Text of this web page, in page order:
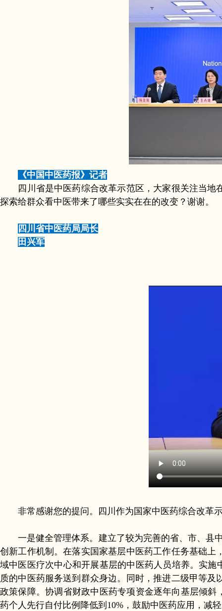
《中国中医药报》记者
四川省是中医药综合改革示范区，大家很关注当地
探索给群众看中医带来了哪些实实在在的改变？谢谢。
四川省中医药局局长
田兴军
非常感谢您的提问。四川作为国家中医药综合改革
一是健全管理体系。建立了较为完善的省、市、县中
创新工作机制。在落实国家基层中医药工作任务基础
域中医医疗次中心和开展基层的中医药人员培养。实
质的中医药服务送到群众身边。同时，推进二级甲等
政策保障。协调省财政中医药专项资金逐年向基层倾
药个人先行自付比例降低到10%，鼓励中医药应用，减